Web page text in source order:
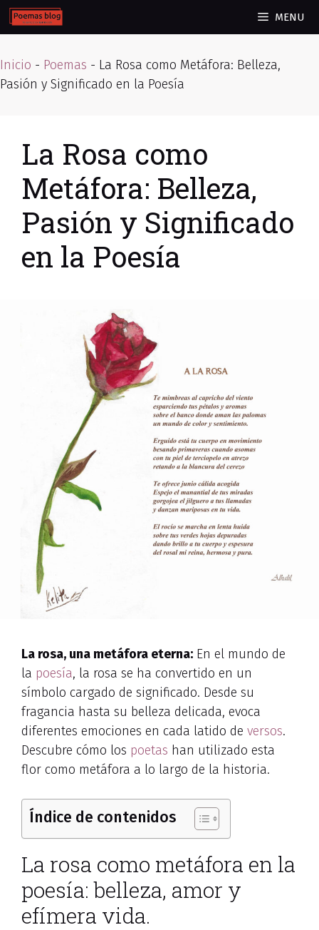
Skip
to
MENU
Inicio - Poemas - La Rosa como Metáfora: Belleza,
Pasión y Significado en la Poesía
La Rosa como
Metáfora: Belleza,
Pasión y Significado
en la Poesía
La rosa, una metáfora eterna: En el mundo de
la poesía, la rosa se ha convertido en un
símbolo cargado de significado. Desde su
fragancia hasta su belleza delicada, evoca
diferentes emociones en cada latido de versos.
Descubre cómo los poetas han utilizado esta
flor como metáfora a lo largo de la historia.
Índice de contenidos
La rosa como metáfora en la
poesía: belleza, amor y
efímera vida.